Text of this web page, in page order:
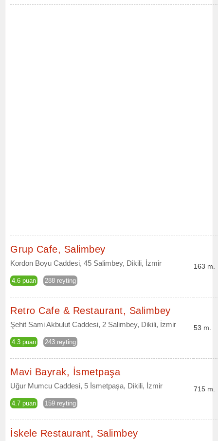
Grup Cafe, Salimbey
Kordon Boyu Caddesi, 45 Salimbey, Dikili, İzmir
4.6 puan 288 reyting
163 m.
Retro Cafe & Restaurant, Salimbey
Şehit Sami Akbulut Caddesi, 2 Salimbey, Dikili, İzmir
4.3 puan 243 reyting
53 m.
Mavi Bayrak, İsmetpaşa
Uğur Mumcu Caddesi, 5 İsmetpaşa, Dikili, İzmir
4.7 puan 159 reyting
715 m.
İskele Restaurant, Salimbey